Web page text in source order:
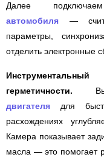
Далее
автомобиля —
параметры,
отделить электронные
герметичности.
двигателя для
расхождениях
Камера показывает
масла — это помогает